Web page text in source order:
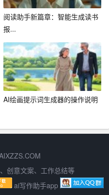
阅读助手新篇章：智能生成读书
报...
AI绘画提示词生成器的操作说明
创意文案、工作总结等
ai写作助手app